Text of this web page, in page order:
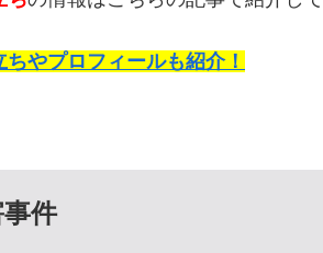
やプロフィールも紹介！
件